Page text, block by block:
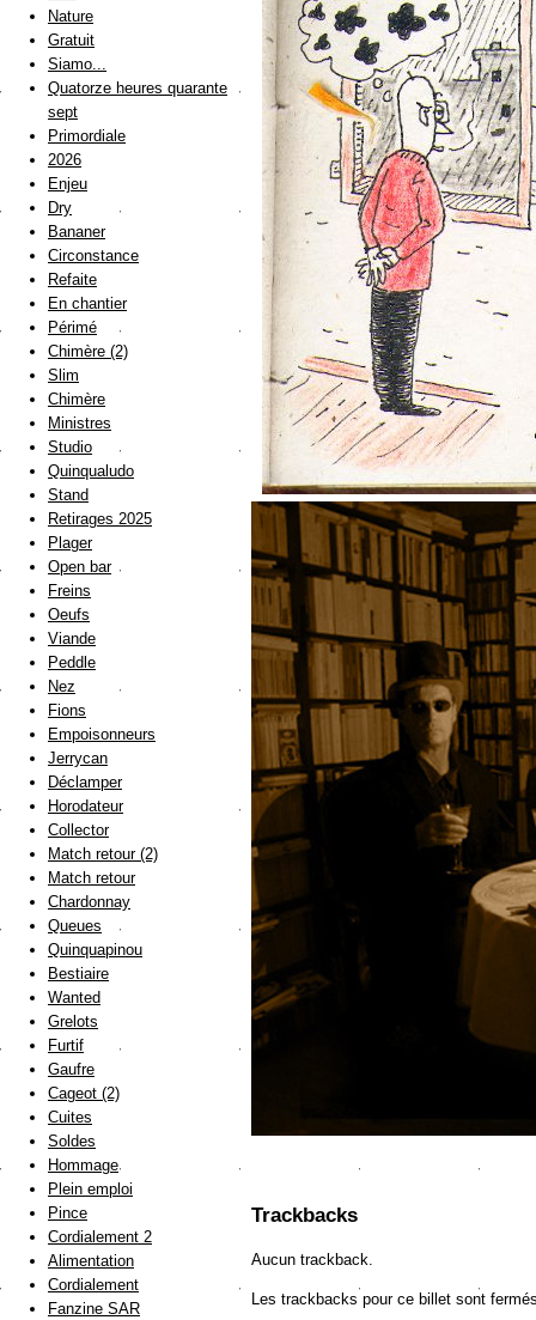
Trackbacks
Aucun trackback.
Les trackbacks pour ce billet sont
Nature
Gratuit
Siamo...
Quatorze heures quarante
sept
Primordiale
2026
Enjeu
Dry
Bananer
Circonstance
Refaite
En chantier
Périmé
Chimère (2)
Slim
Chimère
Ministres
Studio
Quinqualudo
Stand
Retirages 2025
Plager
Open bar
Freins
Oeufs
Viande
Peddle
Nez
Fions
Empoisonneurs
Jerrycan
Déclamper
Horodateur
Collector
Match retour (2)
Match retour
Chardonnay
Queues
Quinquapinou
Bestiaire
Wanted
Grelots
Furtif
Gaufre
Cageot (2)
Cuites
Soldes
Hommage
Plein emploi
Pince
Cordialement 2
Alimentation
Cordialement
Fanzine SAR